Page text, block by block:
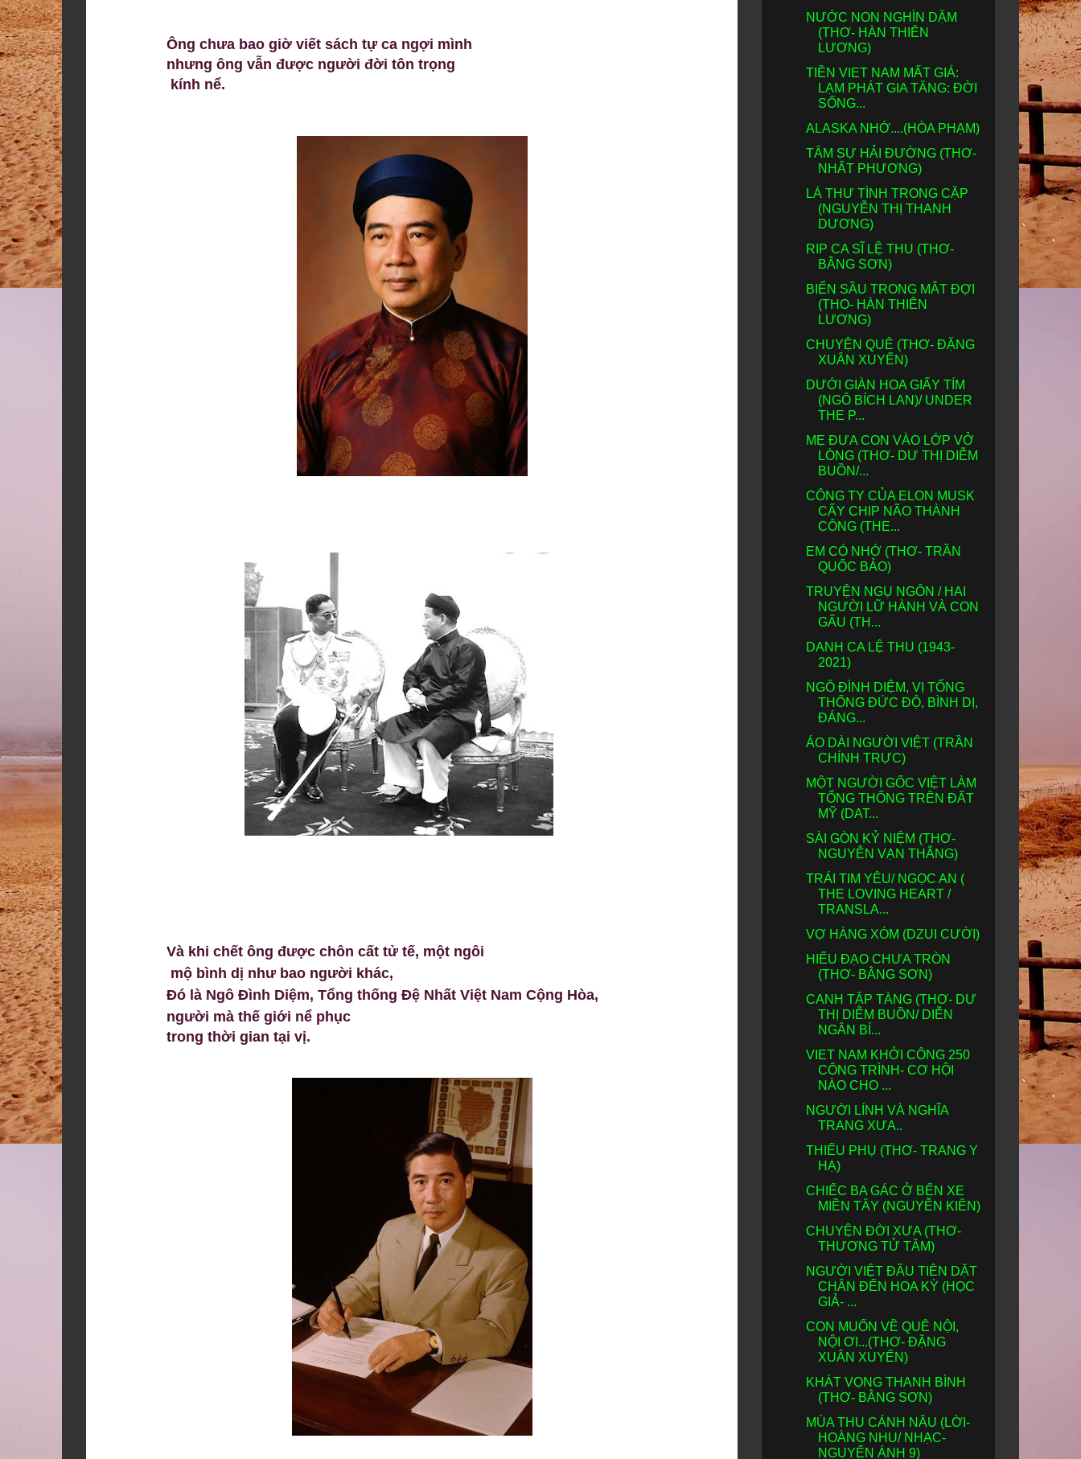
Ông chưa bao giờ viết sách tự ca ngợi mình
nhưng ông vẫn được người đời tôn trọng
kính nể.
Và khi chết ông được chôn cất tử tế, một ngôi
mộ bình dị như bao người khác,
Đó là Ngô Đình Diệm, Tổng thống Đệ Nhất Việt Nam Cộng Hòa,
người mà thế giới nể phục
trong thời gian tại vị.
NƯỚC NON NGHÌN DẶM
(THƠ- HÀN THIÊN
LƯƠNG)
TIỀN VIET NAM MẤT GIÁ:
LẠM PHÁT GIA TĂNG: ĐỜI
SỐNG...
ALASKA NHỚ....(HÒA PHẠM)
TÂM SỰ HẢI ĐƯỜNG (THƠ-
NHẤT PHƯƠNG)
LÁ THƯ TÌNH TRONG CẶP
(NGUYỄN THỊ THANH
DƯƠNG)
RIP CA SĨ LỆ THU (THƠ-
BẰNG SƠN)
BIỂN SẦU TRONG MẮT ĐỢI
(THO- HÀN THIÊN
LƯƠNG)
CHUYỆN QUÊ (THƠ- ĐẶNG
XUÂN XUYẾN)
DƯỚI GIÀN HOA GIẤY TÍM
(NGÔ BÍCH LAN)/ UNDER
THE P...
MẸ ĐƯA CON VÀO LỚP VỞ
LÒNG (THƠ- DƯ THỊ DIỄM
BUỒN/...
CÔNG TY CỦA ELON MUSK
CẤY CHIP NÃO THÀNH
CÔNG (THE...
EM CÓ NHỚ (THƠ- TRẦN
QUỐC BẢO)
TRUYỆN NGỤ NGÔN / HAI
NGƯỜI LỮ HÀNH VÀ CON
GẤU (TH...
DANH CA LỆ THU (1943-
2021)
NGÔ ĐÌNH DIỆM, VỊ TỔNG
THỐNG ĐỨC ĐỘ, BÌNH DỊ,
ĐÁNG...
ÁO DÀI NGƯỜI VIỆT (TRẦN
CHÍNH TRỰC)
MỘT NGƯỜI GỐC VIỆT LÀM
TỔNG THỐNG TRÊN ĐẤT
MỸ (DAT...
SÀI GÒN KỶ NIỆM (THƠ-
NGUYỄN VẠN THẮNG)
TRÁI TIM YÊU/ NGỌC AN (
THE LOVING HEART /
TRANSLA...
VỢ HÀNG XÓM (DZUI CƯỜI)
HIẾU ĐẠO CHƯA TRÒN
(THƠ- BẰNG SƠN)
CANH TẬP TÀNG (THƠ- DƯ
THỊ DIỄM BUỒN/ DIỄN
NGÂN BÍ...
VIET NAM KHỞI CÔNG 250
CÔNG TRÌNH- CƠ HỘI
NÀO CHO ...
NGƯỜI LÍNH VÀ NGHĨA
TRANG XƯA..
THIẾU PHỤ (THƠ- TRANG Y
HẠ)
CHIẾC BA GÁC Ở BẾN XE
MIỀN TÂY (NGUYỄN KIÊN)
CHUYỆN ĐỜI XƯA (THƠ-
THƯƠNG TỬ TÂM)
NGƯỜI VIỆT ĐẦU TIÊN DẶT
CHÂN ĐẾN HOA KỲ (HỌC
GIẢ- ...
CON MUỐN VỀ QUÊ NỘI,
NỘI ƠI...(THƠ- ĐẶNG
XUÂN XUYẾN)
KHÁT VỌNG THANH BÌNH
(THƠ- BẰNG SƠN)
MÙA THU CÁNH NÂU (LỜI-
HOÀNG NHU/ NHẠC-
NGUYẾN ÁNH 9)